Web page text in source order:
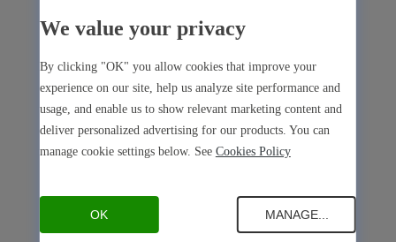
Avira Internet Security
Die 3-in-1-Lösung mit mehreren Premium-Tools
Avira Free Security
We value your privacy
By clicking "OK" you allow cookies that improve your
experience on our site, help us analyze site performance and
usage, and enable us to show relevant marketing content and
deliver personalized advertising for our products. You can
manage cookie settings below. See Cookies Policy
OK MANAGE...